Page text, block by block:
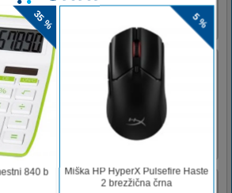
and mental speed and help you solve puzzles
Potegnite zatiči
Zapletena klasična sestavljanka ima
neomejene ravni z neomejenimi izzivi in
zabavo. Skoči in reši vse super uganke!